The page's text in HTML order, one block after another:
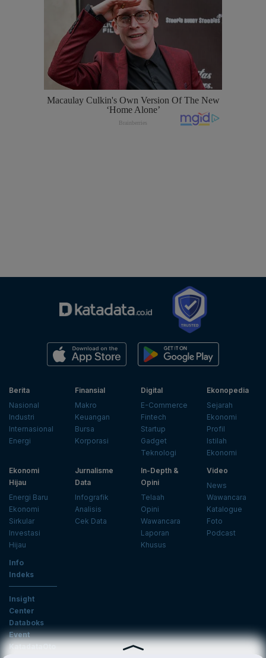
Berita
Nasional
Industri
Internasional
Energi
Finansial
Makro
Keuangan
Bursa
Korporasi
Digital
E-Commerce
Fintech
Startup
Gadget
Teknologi
Ekonopedia
Sejarah
Ekonomi
Profil
Istilah
Ekonomi
Ekonomi
Hijau
Energi Baru
Ekonomi
Sirkular
Investasi
Hijau
Jurnalisme
Data
Infografik
Analisis
Cek Data
In-Depth &
Opini
Telaah
Opini
Wawancara
Laporan
Khusus
Video
News
Wawancara
Katalogue
Foto
Podcast
Info
Indeks
Insight
Center
Databoks
Event
KatadataOto